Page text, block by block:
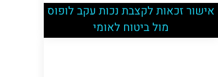
אישור זכאות לקצבת נכות עקב לופוס
מול ביטוח לאומי